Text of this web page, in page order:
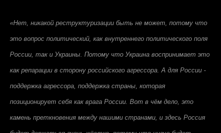
«Нет, никакой реструктуризации быть не может, потому что
это вопрос политический, как внутреннего политического поля
России, так и Украины. Потому что Украина воспринимает это
как репарации в сторону российского агрессора. А для России -
поддержка агрессора, поддержка страны, которая
позиционирует себя как врага России. Вот в чём дело, это
камень преткновения между нашими странами, и здесь Россия